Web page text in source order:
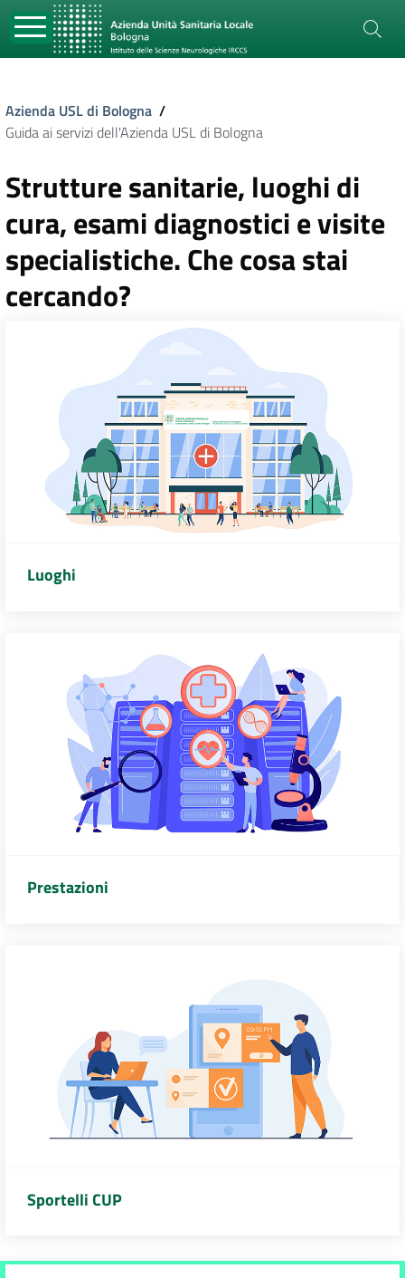
Azienda USL di Bologna /
Guida ai servizi dell'Azienda USL di Bologna
Strutture sanitarie, luoghi di
cura, esami diagnostici e visite
specialistiche. Che cosa stai
cercando?
Luoghi
Prestazioni
Sportelli CUP